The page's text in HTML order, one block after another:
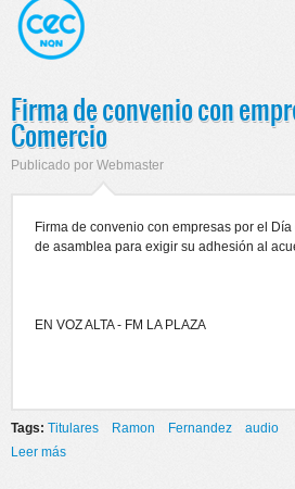
Firma de convenio con
Comercio
Publicado por Webmaster
Firma de convenio con empresas por el
de asamblea para exigir su adhesión al
EN VOZ ALTA - FM LA PLAZA
Tags: Titulares Ramon Fernandez
audio
Leer más